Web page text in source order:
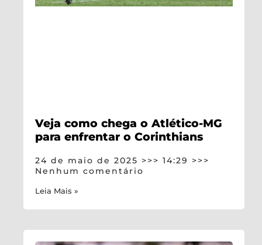
Veja como chega o Atlético-MG
para enfrentar o Corinthians
24 de maio de 2025
14:29
Nenhum comentário
Leia Mais »